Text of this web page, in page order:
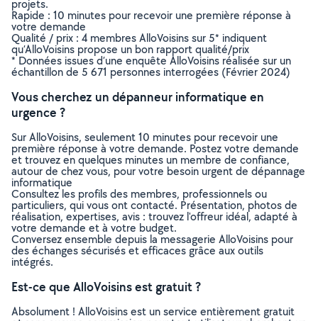
projets.
Rapide : 10 minutes pour recevoir une première réponse à
votre demande
Qualité / prix : 4 membres AlloVoisins sur 5* indiquent
qu’AlloVoisins propose un bon rapport qualité/prix
* Données issues d’une enquête AlloVoisins réalisée sur un
échantillon de 5 671 personnes interrogées (Février 2024)
Vous cherchez un dépanneur informatique en
urgence ?
Sur AlloVoisins, seulement 10 minutes pour recevoir une
première réponse à votre demande. Postez votre demande
et trouvez en quelques minutes un membre de confiance,
autour de chez vous, pour votre besoin urgent de dépannage
informatique
Consultez les profils des membres, professionnels ou
particuliers, qui vous ont contacté. Présentation, photos de
réalisation, expertises, avis : trouvez l'offreur idéal, adapté à
votre demande et à votre budget.
Conversez ensemble depuis la messagerie AlloVoisins pour
des échanges sécurisés et efficaces grâce aux outils
intégrés.
Est-ce que AlloVoisins est gratuit ?
Absolument ! AlloVoisins est un service entièrement gratuit